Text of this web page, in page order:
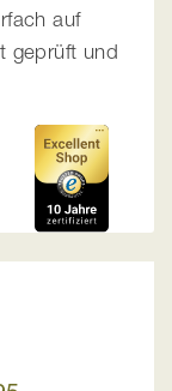
auf
geprüft und